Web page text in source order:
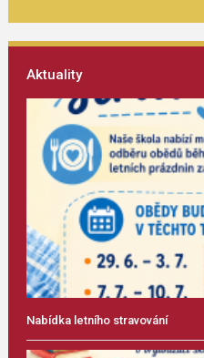
Aktuality
Nabídka letního stravování